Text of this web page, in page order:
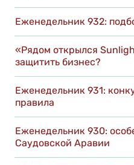
Еженедельник 932:
«Рядом открылся
защитить бизнес?
Еженедельник 931:
правила
Еженедельник 930:
Саудовской Аравии